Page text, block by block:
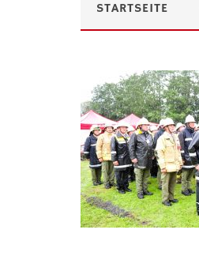
STARTSEITE